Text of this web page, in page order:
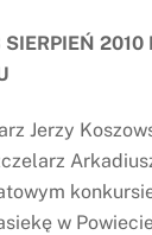
2010
Jerzy
w